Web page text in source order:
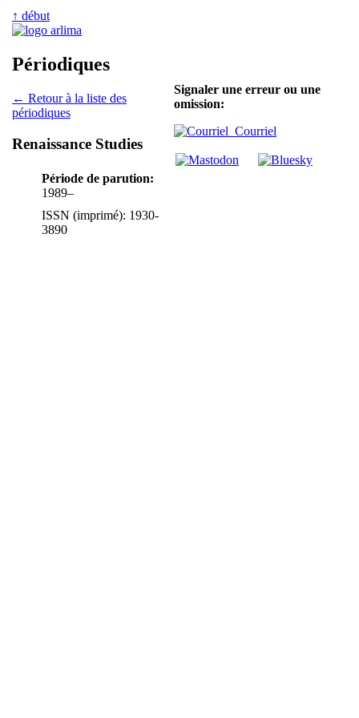
↑ début
Périodiques
← Retour à la liste des
périodiques
Renaissance Studies
Période de parution:
1989–
ISSN (imprimé): 1930-
3890
Signaler une erreur ou une
omission:
Courriel